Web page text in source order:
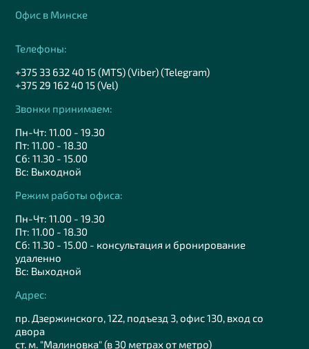
Офис в Минске
Телефоны:
+375 33 632 40 15 (MTS) (Viber) (Telegram)
+375 29 162 40 15 (Vel)
Звонки принимаем:
Пн-Чт: 11.00 - 19.30
Пт: 11.00 - 18.30
Сб: 11.30 - 15.00
Вс: Выходной
Режим работы офиса:
Пн-Чт: 11.00 - 19.30
Пт: 11.00 - 18.30
Сб: 11.30 - 15.00 - консультация и бронирование
удаленно
Вс: Выходной
Адрес:
пр. Дзержинского, 122, подъезд 3, офис 130, вход со
двора
ст. м. "Малиновка" (в 30 метрах от метро)